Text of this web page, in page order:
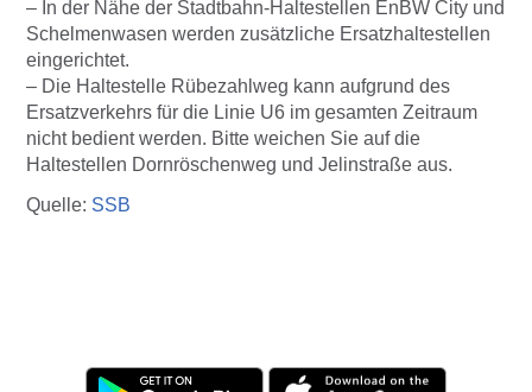
– In der Nähe der Stadtbahn-Haltestellen EnBW City und
Schelmenwasen werden zusätzliche Ersatzhaltestellen
eingerichtet.
– Die Haltestelle Rübezahlweg kann aufgrund des
Ersatzverkehrs für die Linie U6 im gesamten Zeitraum
nicht bedient werden. Bitte weichen Sie auf die
Haltestellen Dornröschenweg und Jelinstraße aus.
Quelle: SSB